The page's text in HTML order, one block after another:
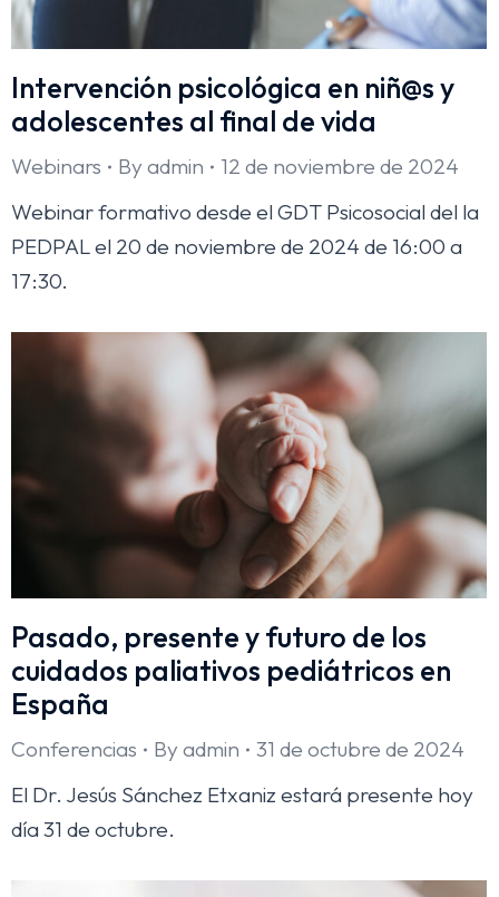
Intervención psicológica en niñ@s y
adolescentes al final de vida
Webinars By admin
12 de noviembre de 2024
Webinar formativo desde el GDT Psicosocial del la
PEDPAL el 20 de noviembre de 2024 de 16:00 a
17:30.
Pasado, presente y futuro de los
cuidados paliativos pediátricos en
España
Conferencias By admin
31 de octubre de 2024
El Dr. Jesús Sánchez Etxaniz estará presente hoy
día 31 de octubre.